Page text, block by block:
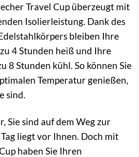
Travel Cup überzeugt mit
Isolierleistung. Dank des
bleiben Ihre
4 Stunden heiß und Ihre
8 Stunden kühl. So können Sie
Temperatur genießen,
sind.
Sie sind auf dem Weg zur
liegt vor Ihnen. Doch mit
haben Sie Ihren